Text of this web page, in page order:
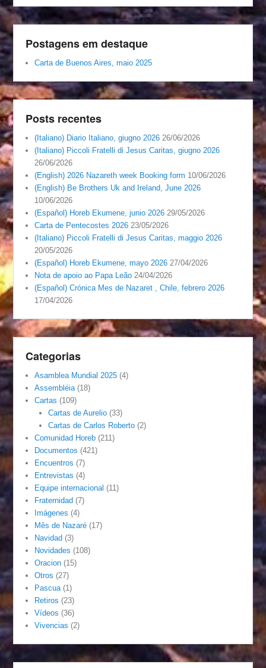
Postagens em destaque
Carta de Buenos Aires, maio 2025
Posts recentes
(Italiano) Diario Italiano, giugno 2026 26/06/2026
(Italiano) Piccoli Fratelli di Jesus Caritas, giugno 2026
26/06/2026
(English) 2026 Nazareth week Booking form 10/06/2026
(English) Be Brothers Uk and Ireland, June 2026
10/06/2026
(Español) Horeb Ekumene, junio 2026 29/05/2026
Carta de Pentecostes 2026 23/05/2026
(Italiano) Piccoli Fratelli di Jesus Caritas, maggio 2026
20/05/2026
(Español) Horeb Ekumene, mayo 2026 27/04/2026
Nota de apoio ao Papa Leão 24/04/2026
(Español) Crónica Mes de Nazaret , Chile, febrero 2026
17/04/2026
Categorias
Asamblea Mundial 2025 (4)
Assembléia (18)
Cartas (109)
Cartas de Aurelio(33)
Cartas de Carlos Roberto(2)
Comunidad Horeb (211)
Documentos (421)
Encuentros (7)
Entrevistas (4)
Equipe internacional (11)
Fraternidad (7)
Imágenes (4)
Mês de Nazaré (17)
Navidad (3)
Novidades (108)
Oracion (15)
Otros (27)
Pascua (1)
Retiros (23)
Vídeos (36)
Vivencias (2)